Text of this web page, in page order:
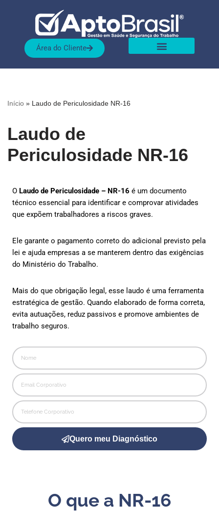
Área do Cliente
Início » Laudo de Periculosidade NR-16
Laudo de
Periculosidade NR-16
O Laudo de Periculosidade – NR-16 é um documento
técnico essencial para identificar e comprovar atividades
que expõem trabalhadores a riscos graves.
Ele garante o pagamento correto do adicional previsto pela
lei e ajuda empresas a se manterem dentro das exigências
do Ministério do Trabalho.
Mais do que obrigação legal, esse laudo é uma ferramenta
estratégica de gestão. Quando elaborado de forma correta,
evita autuações, reduz passivos e promove ambientes de
trabalho seguros.
Quero meu Diagnóstico
O que a NR-16